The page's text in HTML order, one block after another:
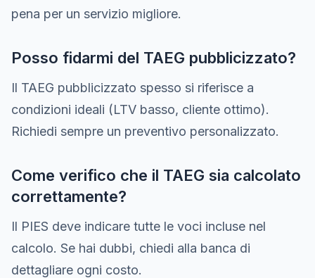
pena per un servizio migliore.
Posso fidarmi del TAEG pubblicizzato?
Il TAEG pubblicizzato spesso si riferisce a
condizioni ideali (LTV basso, cliente ottimo).
Richiedi sempre un preventivo personalizzato.
Come verifico che il TAEG sia calcolato
correttamente?
Il PIES deve indicare tutte le voci incluse nel
calcolo. Se hai dubbi, chiedi alla banca di
dettagliare ogni costo.